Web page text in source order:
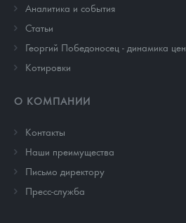
Аналитика и события
Cтатьи
Георгий Победоносец - динамика цен
Котировки
О КОМПАНИИ
Контакты
Наши преимущества
Письмо директору
Пресс-служба